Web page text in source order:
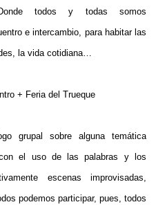
todos y todas somos
e intercambio, para habitar las
la vida cotidiana…
+ Feria del Trueque
grupal sobre alguna temática
el uso de las palabras y los
escenas improvisadas,
podemos participar, pues, todos